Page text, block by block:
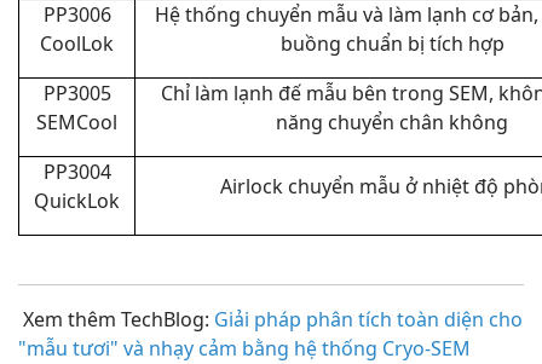
PP3006
CoolLok
Hệ thống chuyển mẫu và làm lạnh cơ
buồng chuẩn bị tích hợp
PP3005
SEMCool
Chỉ làm lạnh đế mẫu bên trong SEM,
năng chuyển chân không
PP3004
QuickLok
Airlock chuyển mẫu ở nhiệt độ
Xem thêm TechBlog: Giải pháp phân tích toàn diện cho
"mẫu tươi" và nhạy cảm bằng hệ thống Cryo-SEM